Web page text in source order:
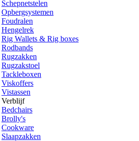
Schepnetstelen
Opbergsystemen
Foudralen
Hengelrek
Rig Wallets & Rig boxes
Rodbands
Rugzakken
Rugzakstoel
Tackleboxen
Viskoffers
Vistassen
Verblijf
Bedchairs
Brolly's
Cookware
Slaapzakken